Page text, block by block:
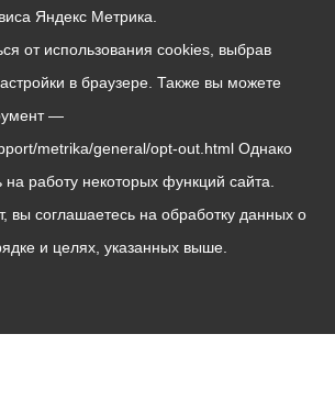
Яндекс Метрика.
от использования cookies, выбрав
в браузере. Также вы можете
—
metrika/general/opt-out.html Однако
работу некоторых функций сайта.
вы соглашаетесь на обработку данных о
и целях, указанных выше.